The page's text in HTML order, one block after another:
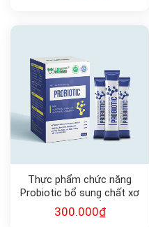
Thực phẩm chức năng
Probiotic bổ sung chất xơ
và lợi khuẩn
300.000₫